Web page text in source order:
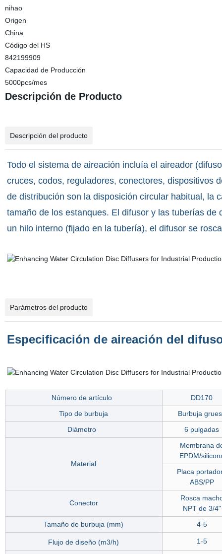
nihao
Origen
China
Código del HS
842199909
Capacidad de Producción
5000pcs/mes
Descripción de Producto
Descripción del producto
Todo el sistema de aireación incluía el aireador
cruces, codos, reguladores, conectores, dispositivos
de distribución son la disposición circular habitual, la
tamaño de los estanques. El difusor y las tuberías
un hilo interno (fijado en la tubería), el difusor se
Parámetros del producto
Especificación de aireación del
Número de artículo
DD170
Tipo de burbuja
Burbuja
Diámetro
6 pulgadas
Material
Membrana
EPDM/
Placa
ABS/PP
Conector
Rosca
NPT de 3/4"
Tamaño de burbuja (mm)
4-5
Flujo de diseño (m3/h) 1-5